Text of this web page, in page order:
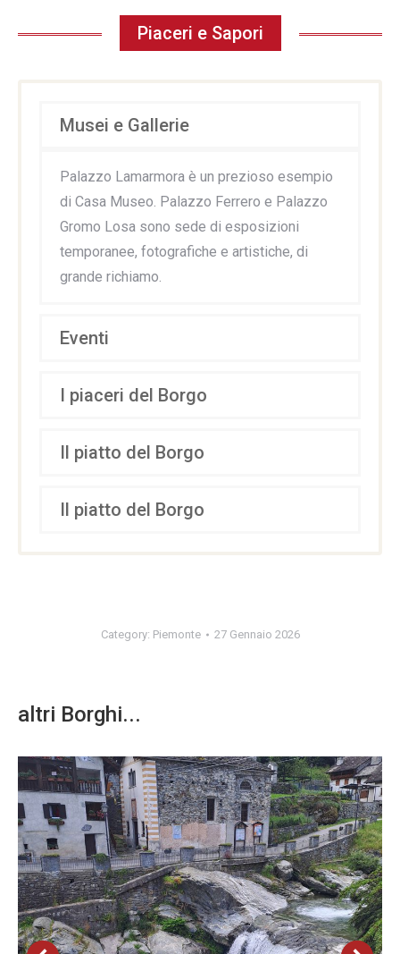
Piaceri e Sapori
Musei e Gallerie
Palazzo Lamarmora è un prezioso esempio
di Casa Museo. Palazzo Ferrero e Palazzo
Gromo Losa sono sede di esposizioni
temporanee, fotografiche e artistiche, di
grande richiamo.
Eventi
I piaceri del Borgo
Il piatto del Borgo
Il piatto del Borgo
Category: Piemonte 27 Gennaio 2026
altri Borghi...